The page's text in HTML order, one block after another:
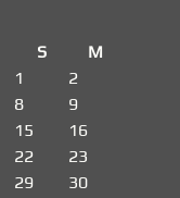
S
M
1
2
8
9
15
16
22
23
29 30